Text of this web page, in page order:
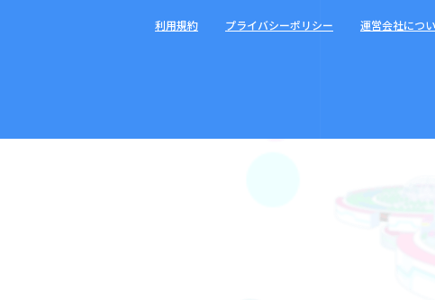
利用規約 プライバシーポリシー 運営会社につ